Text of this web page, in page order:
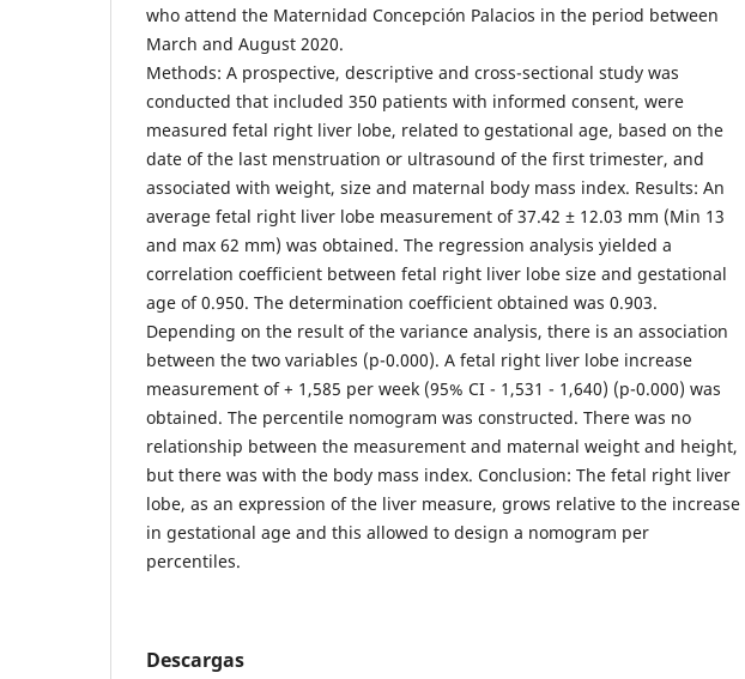
who attend the Maternidad Concepción Palacios in the period between
March and August 2020.
Methods: A prospective, descriptive and cross-sectional study was
conducted that included 350 patients with informed consent, were
measured fetal right liver lobe, related to gestational age, based on the
date of the last menstruation or ultrasound of the first trimester, and
associated with weight, size and maternal body mass index. Results: An
average fetal right liver lobe measurement of 37.42 ± 12.03 mm (Min 13
and max 62 mm) was obtained. The regression analysis yielded a
correlation coefficient between fetal right liver lobe size and gestational
age of 0.950. The determination coefficient obtained was 0.903.
Depending on the result of the variance analysis, there is an association
between the two variables (p-0.000). A fetal right liver lobe increase
measurement of + 1,585 per week (95% CI - 1,531 - 1,640) (p-0.000) was
obtained. The percentile nomogram was constructed. There was no
relationship between the measurement and maternal weight and height,
but there was with the body mass index. Conclusion: The fetal right liver
lobe, as an expression of the liver measure, grows relative to the increase
in gestational age and this allowed to design a nomogram per
percentiles.
Descargas